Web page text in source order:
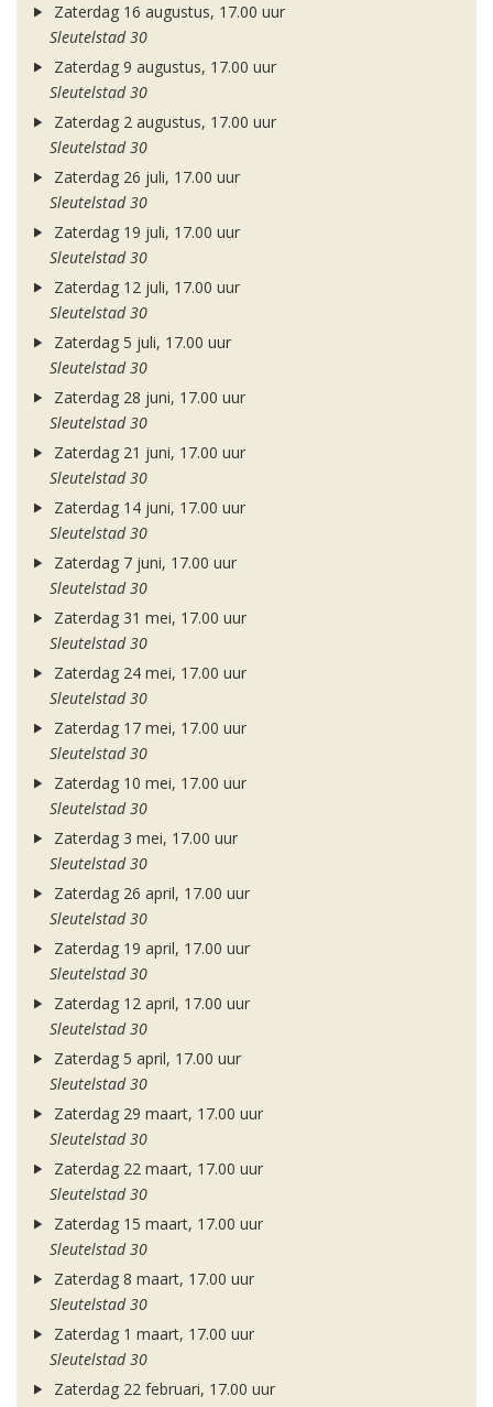
Zaterdag 16 augustus, 17.00 uur
Sleutelstad 30
Zaterdag 9 augustus, 17.00 uur
Sleutelstad 30
Zaterdag 2 augustus, 17.00 uur
Sleutelstad 30
Zaterdag 26 juli, 17.00 uur
Sleutelstad 30
Zaterdag 19 juli, 17.00 uur
Sleutelstad 30
Zaterdag 12 juli, 17.00 uur
Sleutelstad 30
Zaterdag 5 juli, 17.00 uur
Sleutelstad 30
Zaterdag 28 juni, 17.00 uur
Sleutelstad 30
Zaterdag 21 juni, 17.00 uur
Sleutelstad 30
Zaterdag 14 juni, 17.00 uur
Sleutelstad 30
Zaterdag 7 juni, 17.00 uur
Sleutelstad 30
Zaterdag 31 mei, 17.00 uur
Sleutelstad 30
Zaterdag 24 mei, 17.00 uur
Sleutelstad 30
Zaterdag 17 mei, 17.00 uur
Sleutelstad 30
Zaterdag 10 mei, 17.00 uur
Sleutelstad 30
Zaterdag 3 mei, 17.00 uur
Sleutelstad 30
Zaterdag 26 april, 17.00 uur
Sleutelstad 30
Zaterdag 19 april, 17.00 uur
Sleutelstad 30
Zaterdag 12 april, 17.00 uur
Sleutelstad 30
Zaterdag 5 april, 17.00 uur
Sleutelstad 30
Zaterdag 29 maart, 17.00 uur
Sleutelstad 30
Zaterdag 22 maart, 17.00 uur
Sleutelstad 30
Zaterdag 15 maart, 17.00 uur
Sleutelstad 30
Zaterdag 8 maart, 17.00 uur
Sleutelstad 30
Zaterdag 1 maart, 17.00 uur
Sleutelstad 30
Zaterdag 22 februari, 17.00 uur